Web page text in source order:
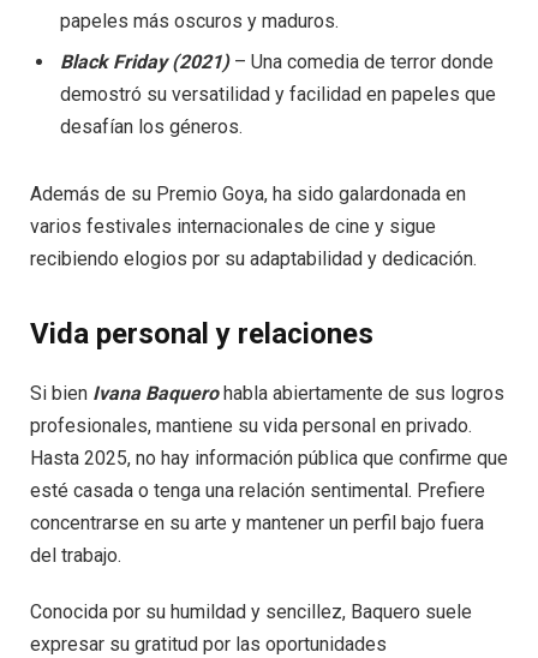
papeles más oscuros y maduros.
Black Friday (2021)– Una comedia de terror donde
demostró su versatilidad y facilidad en papeles que
desafían los géneros.
Además de su Premio Goya, ha sido galardonada en
varios festivales internacionales de cine y sigue
recibiendo elogios por su adaptabilidad y dedicación.
Vida personal y relaciones
Si bien Ivana Baquerohabla abiertamente de sus logros
profesionales, mantiene su vida personal en privado.
Hasta 2025, no hay información pública que confirme que
esté casada o tenga una relación sentimental. Prefiere
concentrarse en su arte y mantener un perfil bajo fuera
del trabajo.
Conocida por su humildad y sencillez, Baquero suele
expresar su gratitud por las oportunidades